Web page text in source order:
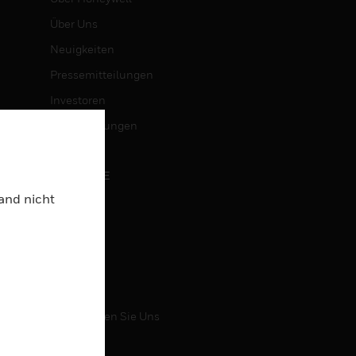
Über Uns
Neuigkeiten
Pressemitteilungen
Investoren
Veranstaltungen
KARRIERE
Karriere
Kontaktieren Sie Uns
nicht